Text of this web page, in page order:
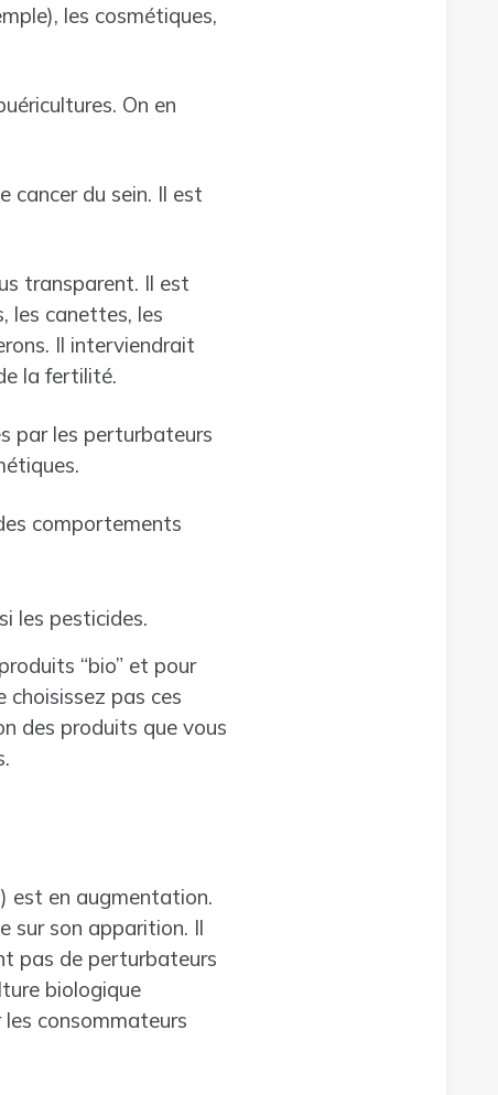
les cosmétiques,
On en
cancer du sein. Il est
transparent. Il est
les canettes, les
Il interviendrait
la fertilité.
par les perturbateurs
comportements
les pesticides.
“bio” et pour
choisissez pas ces
des produits que vous
est en augmentation.
sur son apparition. Il
pas de perturbateurs
biologique
consommateurs